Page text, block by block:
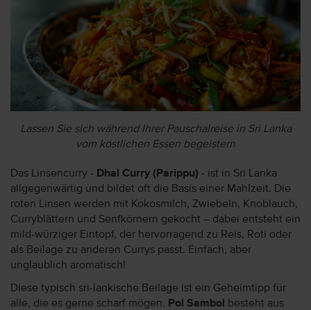
Lassen Sie sich während Ihrer Pauschalreise in Sri Lanka
vom köstlichen Essen begeistern
Das Linsencurry - Dhal Curry (Parippu) - ist in Sri Lanka
allgegenwärtig und bildet oft die Basis einer Mahlzeit. Die
roten Linsen werden mit Kokosmilch, Zwiebeln, Knoblauch,
Curryblättern und Senfkörnern gekocht – dabei entsteht ein
mild-würziger Eintopf, der hervorragend zu Reis, Roti oder
als Beilage zu anderen Currys passt. Einfach, aber
unglaublich aromatisch!
Diese typisch sri-lankische Beilage ist ein Geheimtipp für
alle, die es gerne scharf mögen. Pol Sambol
besteht aus